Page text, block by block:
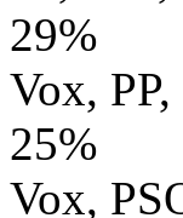
29%
Vox,
25%
Vox,